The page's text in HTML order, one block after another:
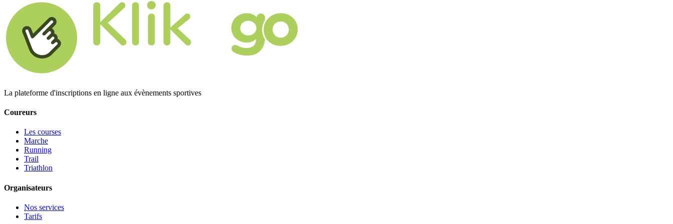
La plateforme d'inscriptions en ligne aux évènements sportives
Coureurs
Les courses
Marche
Running
Trail
Triathlon
Organisateurs
Nos services
Tarifs